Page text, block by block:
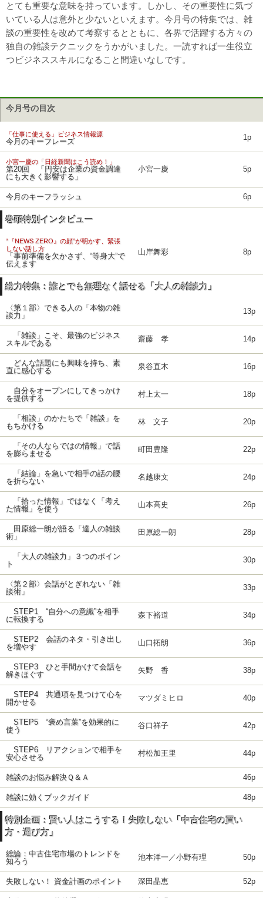
とても重要な意味を持っています。しかし、その重要性に気づ
いている人は意外と少ないといえます。今月号の特集では、雑
談の重要性を改めて考察するとともに、各界で活躍する方々の
独自の雑談テクニックをうかがいました。一読すれば一生役立
つビジネススキルになること間違いなしです。
今月号の目次
「仕事に使える」ビジネス情報源
今月のキーフレーズ 1p
小宮一慶の「日経新聞はこう読め！」
第20回 「円安は企業の資金調達
にも大きく影響する」
小宮一慶 5p
今月のキーフラッシュ 6p
巻頭特別インタビュー
“『NEWS ZERO』の顔”が明かす、緊張
しない話し方
「事前準備を欠かさず、“等身大”で
伝えます
山岸舞彩 8p
総力特集：誰とでも無理なく話せる「大人の雑談力」
〈第１部〉できる人の「本物の雑
談力」
13p
「雑談」こそ、最強のビジネス
スキルである
齋藤 孝 14p
どんな話題にも興味を持ち、素
直に感心する
泉谷直木 16p
自分をオープンにしてきっかけ
を提供する
村上太一 18p
「相談」のかたちで「雑談」を
もちかける
林 文子 20p
「その人ならではの情報」で話
を膨らませる
町田豊隆 22p
「結論」を急いで相手の話の腰
を折らない
名越康文 24p
「拾った情報」ではなく「考え
た情報」を使う
山本高史 26p
田原総一朗が語る「達人の雑談
術」
田原総一朗 28p
「大人の雑談力」３つのポイン
ト
30p
〈第２部〉会話がとぎれない「雑
談術」
33p
STEP1 “自分への意識”を相手
に転換する
森下裕道 34p
STEP2 会話のネタ・引き出し
を増やす
山口拓朗 36p
STEP3 ひと手間かけて会話を
解きほぐす
矢野 香 38p
STEP4 共通項を見つけて心を
開かせる
マツダミヒロ 40p
STEP5 “褒め言葉”を効果的に
使う
谷口祥子 42p
STEP6 リアクションで相手を
安心させる
村松加王里 44p
雑談のお悩み解決Ｑ＆Ａ 46p
雑談に効くブックガイド 48p
特別企画：賢い人はこうする！失敗しない「中古住宅の買い
方・選び方」
総論：中古住宅市場のトレンドを
知ろう
池本洋一／小野有理 50p
失敗しない！ 資金計画のポイント 深田晶恵 52p